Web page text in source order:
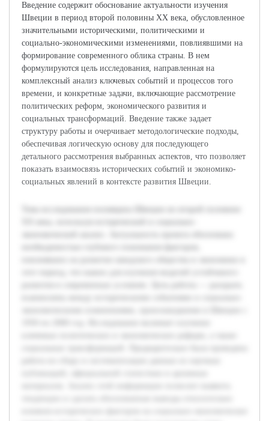
Введение содержит обоснование актуальности изучения
Швеции в период второй половины XX века, обусловленное
значительными историческими, политическими и
социально-экономическими изменениями, повлиявшими на
формирование современного облика страны. В нем
формулируются цель исследования, направленная на
комплексный анализ ключевых событий и процессов того
времени, и конкретные задачи, включающие рассмотрение
политических реформ, экономического развития и
социальных трансформаций. Введение также задает
структуру работы и очерчивает методологические подходы,
обеспечивая логическую основу для последующего
детального рассмотрения выбранных аспектов, что позволяет
показать взаимосвязь исторических событий и экономико-
социальных явлений в контексте развития Швеции.